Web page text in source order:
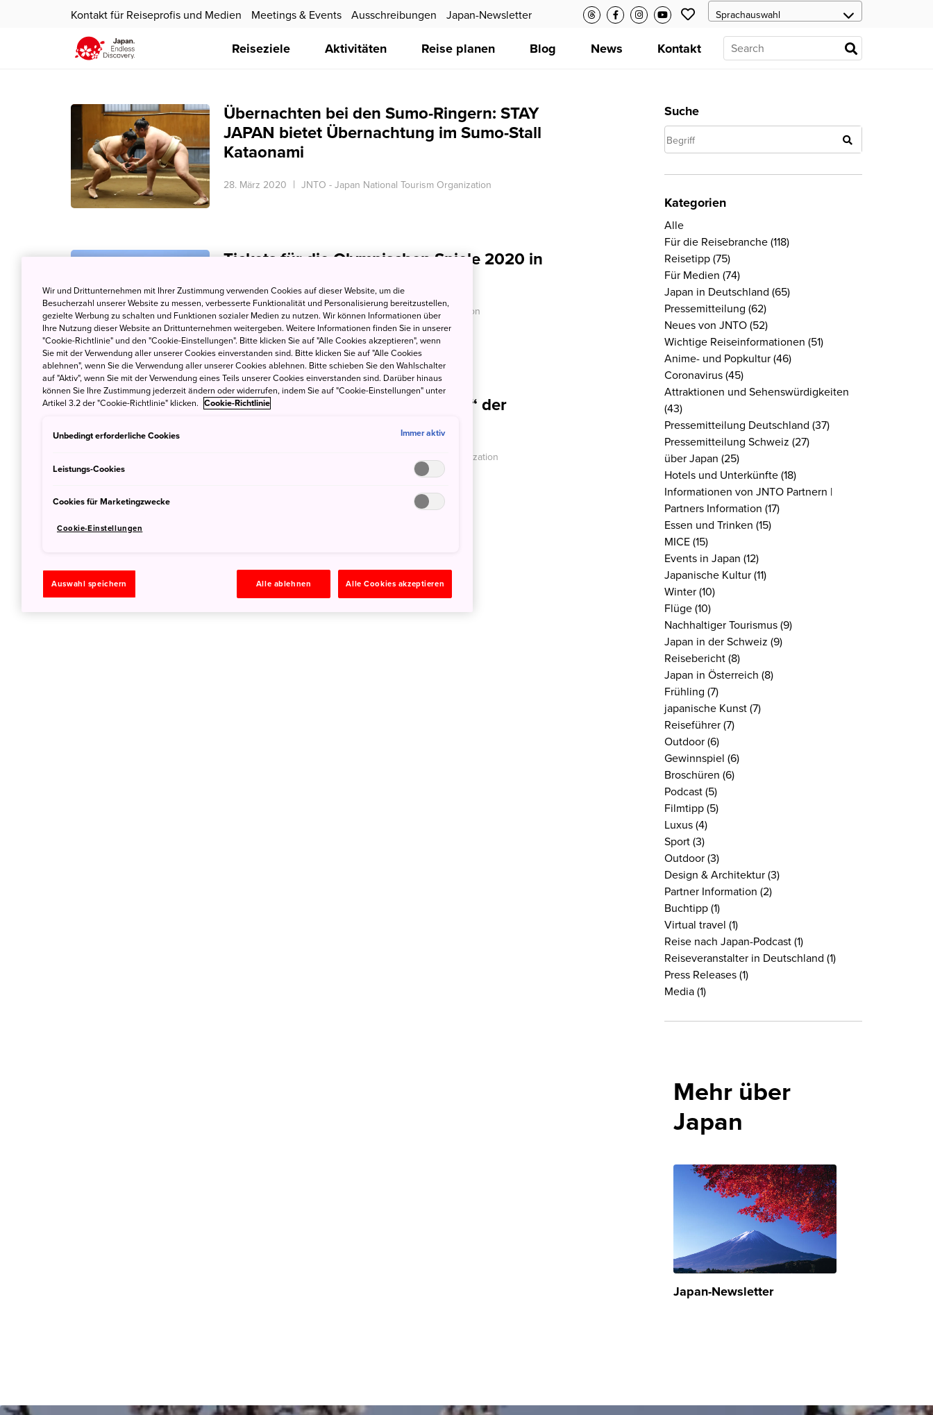
Kontakt für Reiseprofis und Medien Meetings & Events Ausschreibungen Japan-Newsletter
Reiseziele Aktivitäten Reise planen Blog News Kontakt
Übernachten bei den Sumo-Ringern: STAY
JAPAN bietet Übernachtung im Sumo-Stall
Kataonami
28. März 2020 JNTO - Japan National Tourism Organization
Tickets für die Olympischen Spiele 2020 in
14. Mai 2019 JNTO - Japan National Tourism Organization
Mit RideJapan auf den „Strecken“ der
Radprofis durch Shizuoka
JNTO - Japan National Tourism Organization
Suche
Kategorien
Alle
Für die Reisebranche (118)
Reisetipp (75)
Für Medien (74)
Japan in Deutschland (65)
Pressemitteilung (62)
Neues von JNTO (52)
Wichtige Reiseinformationen (51)
Anime- und Popkultur (46)
Coronavirus (45)
Attraktionen und Sehenswürdigkeiten
(43)
Pressemitteilung Deutschland (37)
Pressemitteilung Schweiz (27)
über Japan (25)
Hotels und Unterkünfte (18)
Informationen von JNTO Partnern |
Partners Information (17)
Essen und Trinken (15)
MICE (15)
Events in Japan (12)
Japanische Kultur (11)
Winter (10)
Flüge (10)
Nachhaltiger Tourismus (9)
Japan in der Schweiz (9)
Reisebericht (8)
Japan in Österreich (8)
Frühling (7)
japanische Kunst (7)
Reiseführer (7)
Outdoor (6)
Gewinnspiel (6)
Broschüren (6)
Podcast (5)
Filmtipp (5)
Luxus (4)
Sport (3)
Outdoor (3)
Design & Architektur (3)
Partner Information (2)
Buchtipp (1)
Virtual travel (1)
Reise nach Japan-Podcast (1)
Reiseveranstalter in Deutschland (1)
Press Releases (1)
Media (1)
Mehr über
Japan
Japan-Newsletter
Wir und Drittunternehmen mit Ihrer Zustimmung verwenden Cookies auf dieser Website, um die
Besucherzahl unserer Website zu messen, verbesserte Funktionalität und Personalisierung bereitzustellen,
gezielte Werbung zu schalten und Funktionen sozialer Medien zu nutzen. Wir können Informationen über
Ihre Nutzung dieser Website an Drittunternehmen weitergeben. Weitere Informationen finden Sie in unserer
"Cookie-Richtlinie" und den "Cookie-Einstellungen". Bitte klicken Sie auf "Alle Cookies akzeptieren", wenn
Sie mit der Verwendung aller unserer Cookies einverstanden sind. Bitte klicken Sie auf "Alle Cookies
ablehnen", wenn Sie die Verwendung aller unserer Cookies ablehnen. Bitte schieben Sie den Wahlschalter
auf "Aktiv", wenn Sie mit der Verwendung eines Teils unserer Cookies einverstanden sind. Darüber hinaus
können Sie Ihre Zustimmung jederzeit ändern oder widerrufen, indem Sie auf "Cookie-Einstellungen" unter
Artikel 3.2 der "Cookie-Richtlinie" klicken. Cookie-Richtlinie
Unbedingt erforderliche Cookies Immer aktiv
Leistungs-Cookies
Cookies für Marketingzwecke
Cookie-Einstellungen
Auswahl speichern Alle ablehnen Alle Cookies akzeptieren